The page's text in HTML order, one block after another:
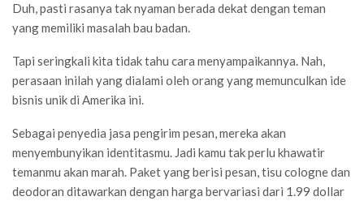
Duh, pasti rasanya tak nyaman berada dekat dengan teman
yang memiliki masalah bau badan.
Tapi seringkali kita tidak tahu cara menyampaikannya. Nah,
perasaan inilah yang dialami oleh orang yang memunculkan ide
bisnis unik di Amerika ini.
Sebagai penyedia jasa pengirim pesan, mereka akan
menyembunyikan identitasmu. Jadi kamu tak perlu khawatir
temanmu akan marah. Paket yang berisi pesan, tisu cologne dan
deodoran ditawarkan dengan harga bervariasi dari 1.99 dollar